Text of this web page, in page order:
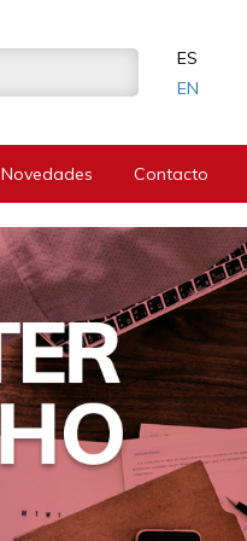
ES
EN
Novedades Contacto